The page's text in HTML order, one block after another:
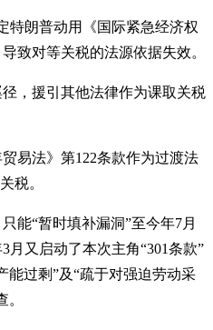
特朗普动用《国际紧急经济权
致对等关税的法源依据失效。
，援引其他法律作为课取关税
易法》第122条款作为过渡法
税。
能“暂时填补漏洞”至今年7月
月又启动了本次主角“301条款”
能过剩”及“疏于对强迫劳动采